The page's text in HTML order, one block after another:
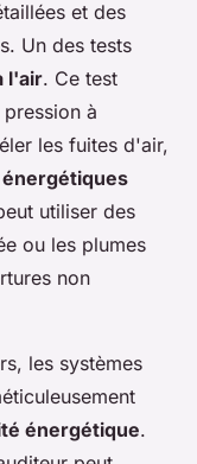
et des
Un des tests
l'air. Ce test
à
les fuites d'air,
utiliser des
ou les plumes
non
les systèmes
énergétique.